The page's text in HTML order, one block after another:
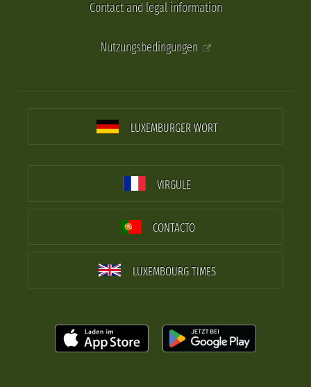
Contact and legal information
Nutzungsbedingungen
LUXEMBURGER WORT
VIRGULE
CONTACTO
LUXEMBOURG TIMES